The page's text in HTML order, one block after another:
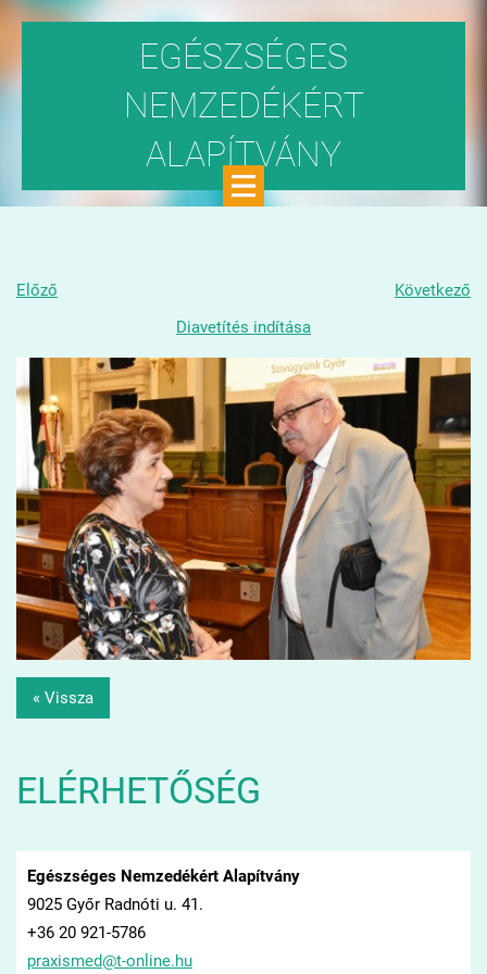
EGÉSZSÉGES
NEMZEDÉKÉRT
ALAPÍTVÁNY
Előző
Következő
Diavetítés indítása
« Vissza
ELÉRHETŐSÉG
Egészséges Nemzedékért Alapítvány
9025 Győr Radnóti u. 41.
+36 20 921-5786
praxismed@t-online.hu